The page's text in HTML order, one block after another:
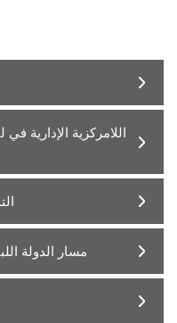
اللامركزية الإدارية
مسار الدولة